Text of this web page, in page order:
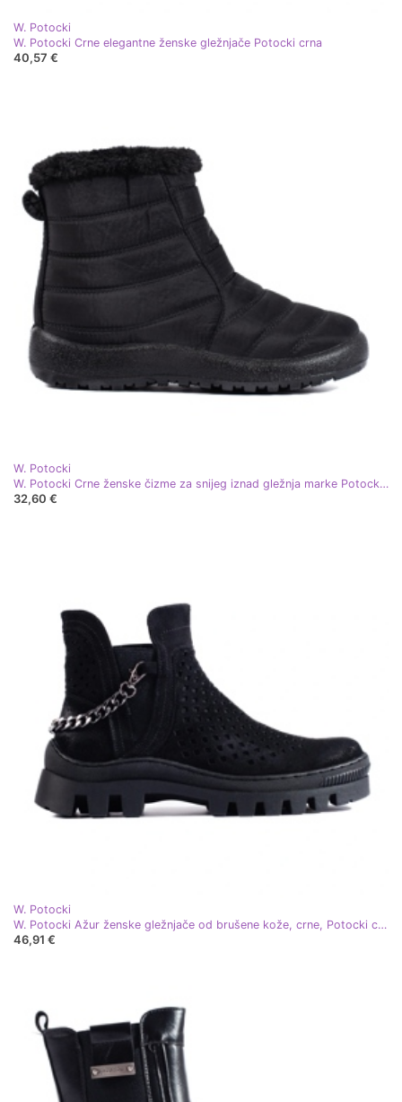
W. Potocki
W. Potocki Crne elegantne ženske gležnjače Potocki crna
40,57 €
W. Potocki
W. Potocki Crne ženske čizme za snijeg iznad gležnja marke Potocki crna
32,60 €
W. Potocki
W. Potocki Ažur ženske gležnjače od brušene kože, crne, Potocki crna
46,91 €